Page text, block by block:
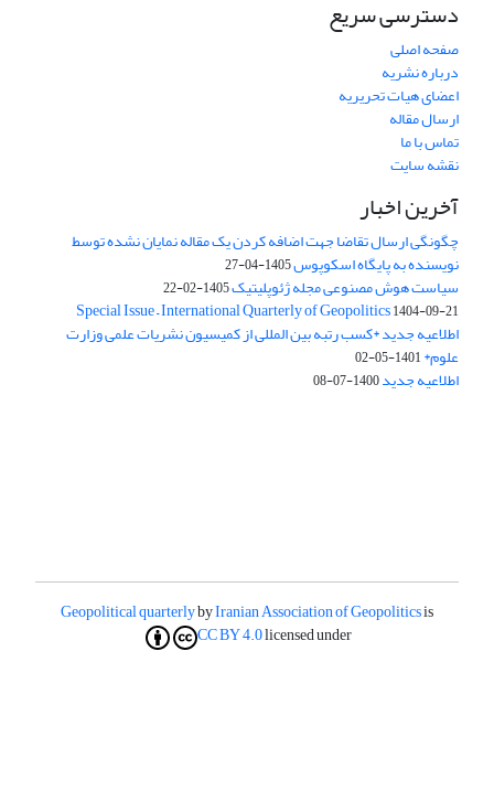
دسترسی سریع
صفحه اصلی
درباره نشریه
اعضای هیات تحریریه
ارسال مقاله
تماس با ما
نقشه سایت
آخرین اخبار
چگونگی ارسال تقاضا جهت اضافه کردن یک مقاله نمایان نشده توسط
نویسنده به پایگاه اسکوپوس1405-04-27
سیاست هوش مصنوعی مجله ژئوپلیتیک1405-02-22
Special Issue – International Quarterly of Geopolitics1404-09-21
اطلاعیه جدید *کسب رتبه بین المللی از کمیسیون نشریات علمی وزارت
علوم*1401-05-02
اطلاعیه جدید1400-07-08
Geopolitical quarterlybyIranian Association of Geopoliticsis
licensed under
CC BY 4.0